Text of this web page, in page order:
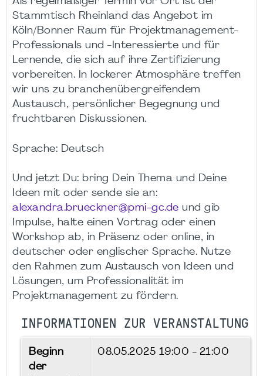
Stammtisch Rheinland das Angebot im
Köln/Bonner Raum für Projektmanagement-
Professionals und -Interessierte und für
Lernende, die sich auf ihre Zertifizierung
vorbereiten. In lockerer Atmosphäre treffen
wir uns zu branchenübergreifendem
Austausch, persönlicher Begegnung und
fruchtbaren Diskussionen.
Sprache: Deutsch
Und jetzt Du: bring Dein Thema und Deine
Ideen mit oder sende sie an:
alexandra.brueckner@pmi-gc.de und gib
Impulse, halte einen Vortrag oder einen
Workshop ab, in Präsenz oder online, in
deutscher oder englischer Sprache. Nutze
den Rahmen zum Austausch von Ideen und
Lösungen, um Professionalität im
Projektmanagement zu fördern.
INFORMATIONEN ZUR VERANSTALTUNG
Beginn
der
08.05.2025 19:00 - 21:00